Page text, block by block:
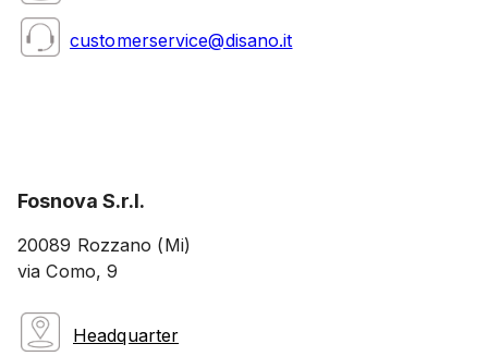
customerservice@disano.it
Fosnova S.r.l.
20089 Rozzano (Mi)
via Como, 9
Headquarter